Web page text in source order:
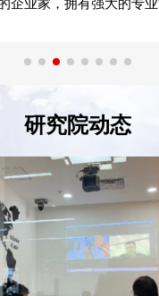
研究院动态